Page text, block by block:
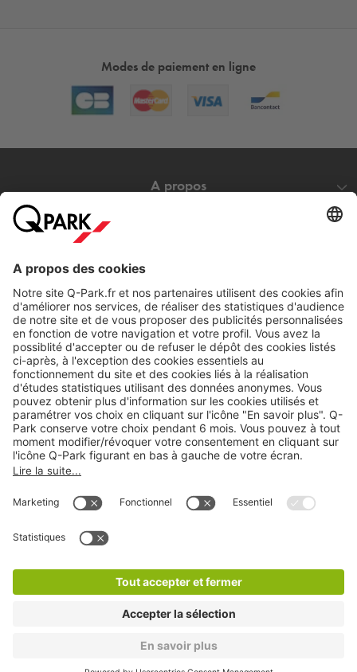
Modes de paiement en ligne
A propos
Nos services
Cookies
Copyright
CGV
Déclaration de confidentialité
stationnement sur place